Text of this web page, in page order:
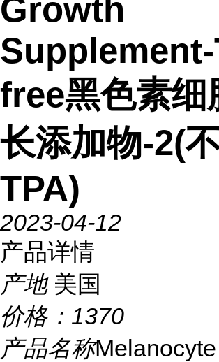
Growth
Supplement-
free黑色素细
长添加物-2(
TPA)
2023-04-12
产品详情
产地 美国
价格： 1370
产品名称